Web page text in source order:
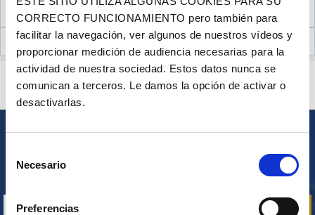
CORRECTO FUNCIONAMIENTO pero también para
facilitar la navegación, ver algunos de nuestros vídeos y
proporcionar medición de audiencia necesarias para la
actividad de nuestra sociedad. Estos datos nunca se
comunican a terceros. Le damos la opción de activar o
desactivarlas.
Necesario
Preferencias
INFORMACIÓN TÉCNICA
OPINIONES DE CLIENTES (19)
¿ALGUNA PREGUNTA? ¿NECESITA AYUDA?
PÓNGASE EN CONTACTO CON NOSOTROS